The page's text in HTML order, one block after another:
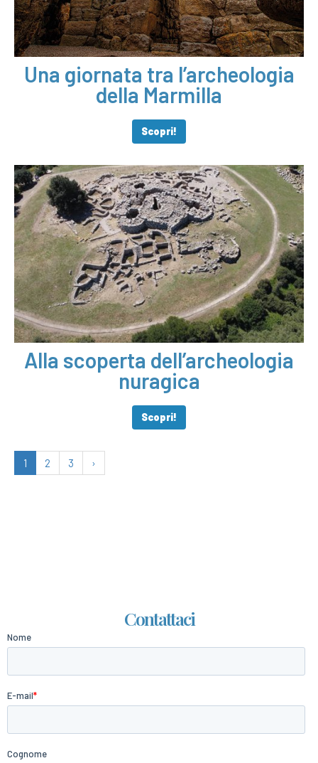
Una giornata tra l’archeologia
della Marmilla
Scopri!
Alla scoperta dell’archeologia
nuragica
Scopri!
1 2 3 ›
Contattaci